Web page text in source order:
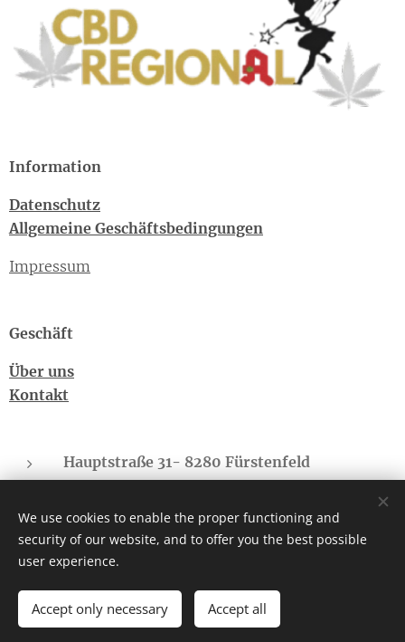
Information
Datenschutz
Allgemeine Geschäftsbedingungen
Impressum
Geschäft
Über uns
Kontakt
Hauptstraße 31- 8280 Fürstenfeld
cbd-regional.suedbgld@gmx.at
Telefon: +43(0)660-4073682
Allgemeine Geschäftsbedingungen
We use cookies to enable the proper functioning and
security of our website, and to offer you the best possible
user experience.
Accept only necessary Accept all